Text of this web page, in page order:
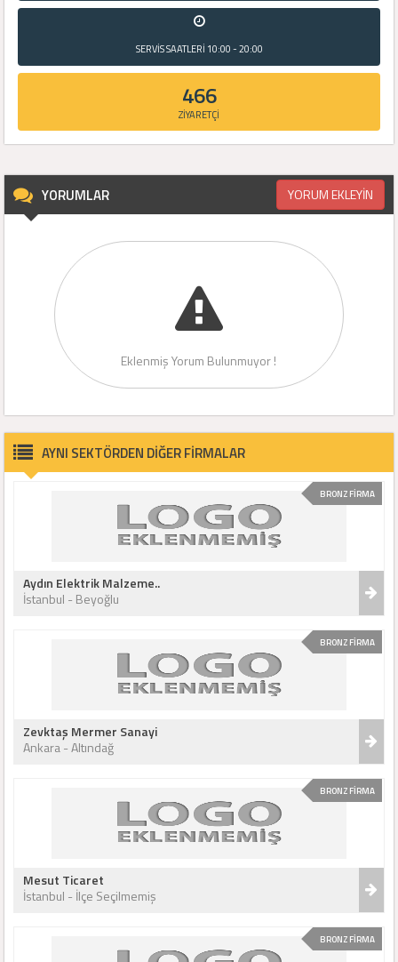
SERVİS SAATLERİ 10:00 - 20:00
466
ZİYARETÇİ
YORUMLAR YORUM EKLEYİN
Eklenmiş Yorum Bulunmuyor !
AYNI SEKTÖRDEN DİĞER FİRMALAR
BRONZ FİRMA
Aydın Elektrik Malzeme..
İstanbul - Beyoğlu
BRONZ FİRMA
Zevktaş Mermer Sanayi
Ankara - Altındağ
BRONZ FİRMA
Mesut Ticaret
İstanbul - İlçe Seçilmemiş
BRONZ FİRMA